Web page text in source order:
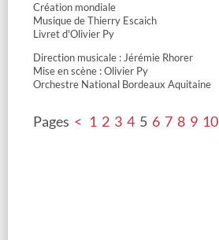
Création mondiale
Musique de Thierry Escaich
Livret d'Olivier Py
Direction musicale : Jérémie Rhorer
Mise en scène : Olivier Py
Orchestre National Bordeaux Aquitaine
Pages < 1 2 3 4 5 6 7 8 9 10